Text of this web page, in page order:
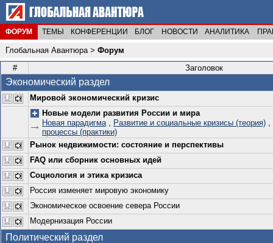
ФОРУМ ТЕМЫ КОНФЕРЕНЦИИ БЛОГ НОВОСТИ АНАЛИТИКА
Глобальная Авантюра> Форум
#
Заголовок
Экономический раздел
Мировой экономический кризис
Новые модели развития России и мира
Новая парадигма, Развитие и социальные кризисы (теория) ,
процессы (практики)
Рынок недвижимости: состояние и перспективы
FAQ или сборник основных идей
Социология и этика кризиса
Россия изменяет мировую экономику
Экономическое освоение севера России
Модернизация России
Политический раздел